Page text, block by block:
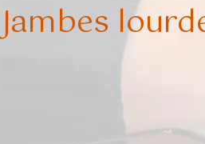
Jambes